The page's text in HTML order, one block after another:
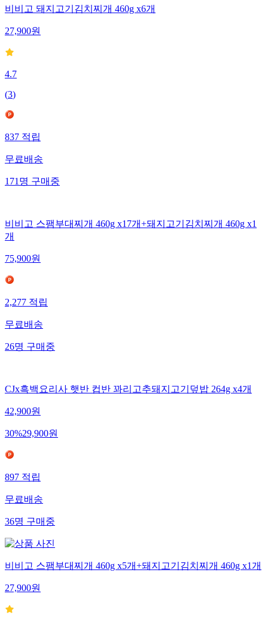
비비고 돼지고기김치찌개 460g x6개
27,900원
4.7
(3)
837 적립
무료배송
171 명 구매중
비비고 스팸부대찌개 460g x17개+돼지고기김치찌개 460g x1
개
75,900원
2,277 적립
무료배송
26명 구매중
CJx흑백요리사 햇반 컵반 꽈리고추돼지고기덮밥 264g x4개
42,900원
30%29,900원
897적립
무료배송
36명구매중
비비고 스팸부대찌개 460g x5개+돼지고기김치찌개 460g x1개
27,900원